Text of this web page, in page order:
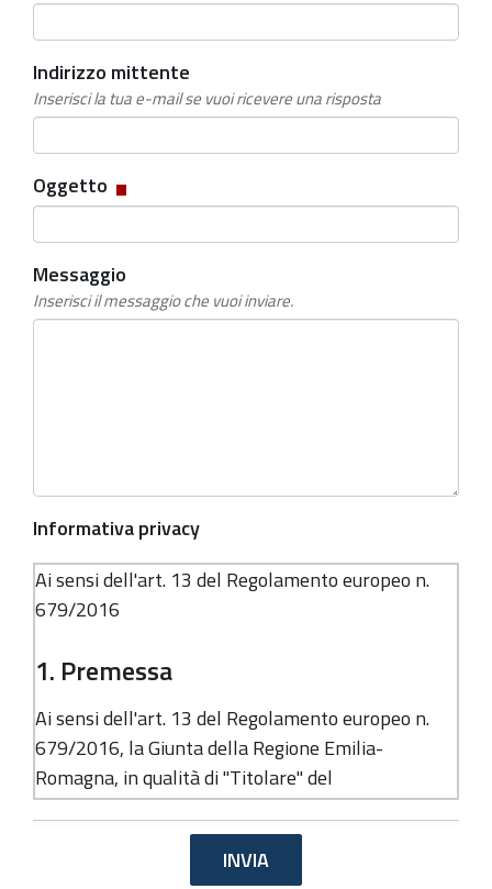
Indirizzo mittente
Inserisci la tua e-mail se vuoi ricevere una risposta
Oggetto Campo
obbligatorio
Messaggio
Inserisci il messaggio che vuoi inviare.
Informativa privacy
Ai sensi dell'art. 13 del Regolamento europeo n.
679/2016
1. Premessa
Ai sensi dell'art. 13 del Regolamento europeo n.
679/2016, la Giunta della Regione Emilia-
Romagna, in qualità di "Titolare" del
trattamento, è tenuta a fornirle informazioni in
merito all'utilizzo dei suoi dati personali.